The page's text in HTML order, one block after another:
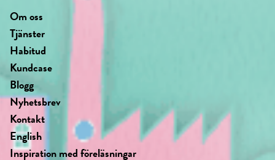
Om oss
Tjänster
Habitud
Kundcase
Blogg
Nyhetsbrev
Kontakt
English
Inspiration med föreläsningar